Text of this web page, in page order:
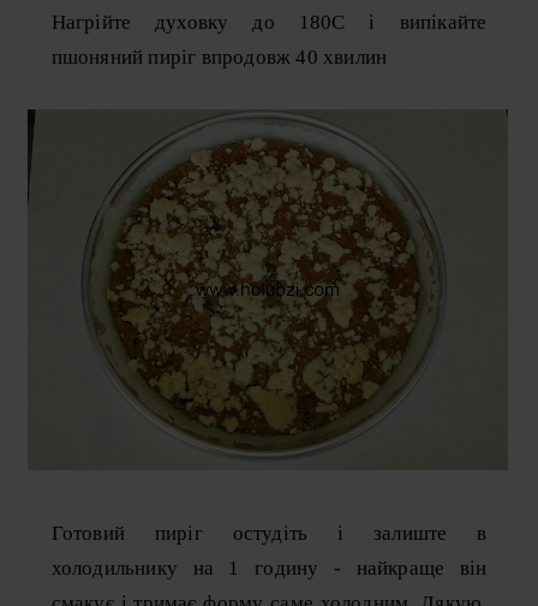
Нагрійте духовку до 180С і випікайте
пшоняний пиріг впродовж 40 хвилин
Готовий пиріг остудіть і залиште в
холодильнику на 1 годину - найкраще він